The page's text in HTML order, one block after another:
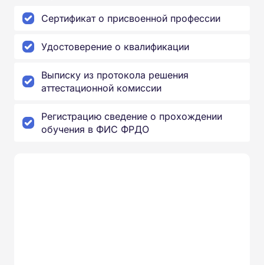
Сертификат о присвоенной профессии
Удостоверение о квалификации
Выписку из протокола решения
аттестационной комиссии
Регистрацию сведение о прохождении
обучения в ФИС ФРДО